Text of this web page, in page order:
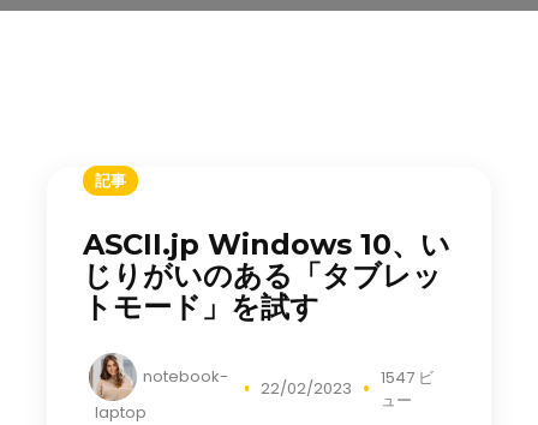
記事
ASCII.jp Windows 10、い
じりがいのある「タブレッ
トモード」を試す
notebook-
laptop
22/02/2023
1547 ビ
ュー